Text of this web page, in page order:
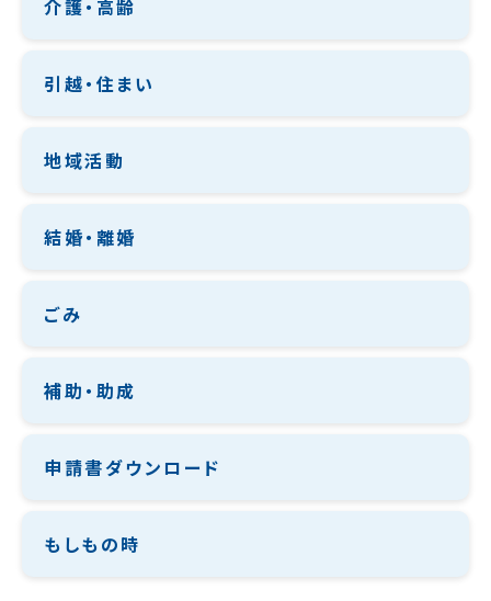
介護・高齢
引越・住まい
地域活動
結婚・離婚
ごみ
補助・助成
申請書ダウンロード
もしもの時